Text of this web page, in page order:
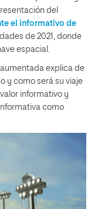
del
el informativo de
de 2021, donde
espacial.
explica de
y como será su viaje
informativo y
como